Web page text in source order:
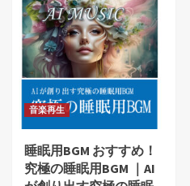
音楽再生
睡眠用BGM おすすめ！
究極の睡眠用BGM ｜AI